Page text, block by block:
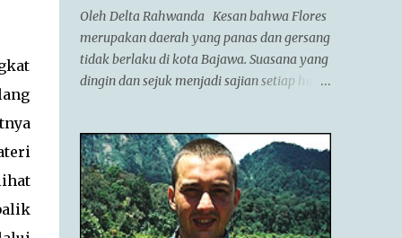
dalam kepemerintahan Macedonian dalam
sebuah Negara federasi yang disebut
Persatuan Corinth (League of Corinth) Raja
Alexander menguasai daerah2 termasuk
memperluas batas2 imperiumnya sejauh
Punjab,India. Menurut AlQuran, Zulkarnain
juga sempat mengunjungi China dan
membantu membangun Tembok Besar
China Alexander menyatukan ban...
Oleh Delta Rahwanda Kesan bahwa Flores
merupakan daerah yang panas dan gersang
tidak berlaku di kota Bajawa. Suasana yang
dingin dan sejuk menjadi sajian setiap hari
Bajawa. Bajawa merupakan ibukota
kabupaten Ngada yang sedang bergeliat
bangkit bersaing dengan kota-kota lain di
Flores seperti Ruteng, Maumere, Ende dan
lainnya. Kota yang terletak di antara bukit-